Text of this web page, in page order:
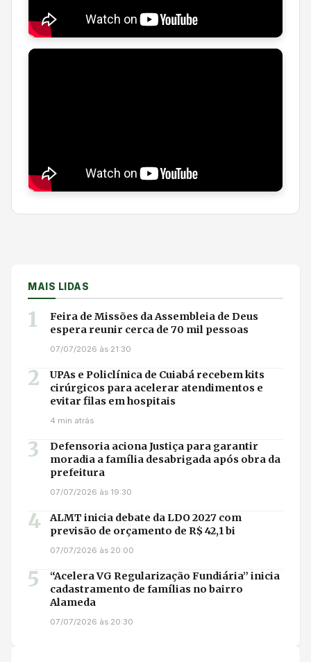
MAIS LIDAS
1
Feira de Missões da Assembleia de Deus
espera reunir cerca de 70 mil pessoas
07/07/2026 às 21:30
2
UPAs e Policlínica de Cuiabá recebem kits
cirúrgicos para acelerar atendimentos e
evitar filas em hospitais
4 min atrás
3
Defensoria aciona Justiça para garantir
moradia a família desabrigada após obra da
prefeitura
07/07/2026 às 19:30
4
ALMT inicia debate da LDO 2027 com
previsão de orçamento de R$ 42,1 bi
07/07/2026 às 20:00
5
“Acelera VG Regularização Fundiária” inicia
cadastramento de famílias no bairro
Alameda
07/07/2026 às 20:30